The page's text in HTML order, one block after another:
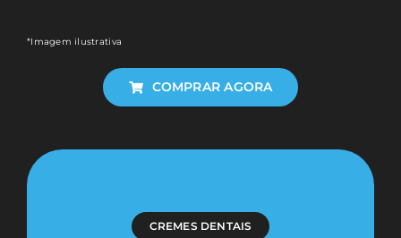
*Imagem ilustrativa
COMPRAR AGORA
CREMES DENTAIS